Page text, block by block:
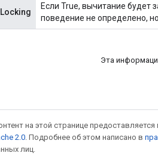
Если True, вычитание будет
поведение не определено,
Эта
на этой странице предоставляется
2.0 . Подробнее об этом написано в
лиц.